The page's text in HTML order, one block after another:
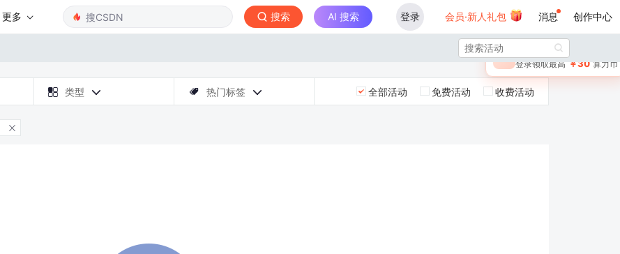
更多 搜索 AI 搜索 登录 会员·新人礼包 消息 创作中心
🎁 登录领取最高 ￥30 算力币

 类型   热门标签  全部活动 免费活动 收费活动
